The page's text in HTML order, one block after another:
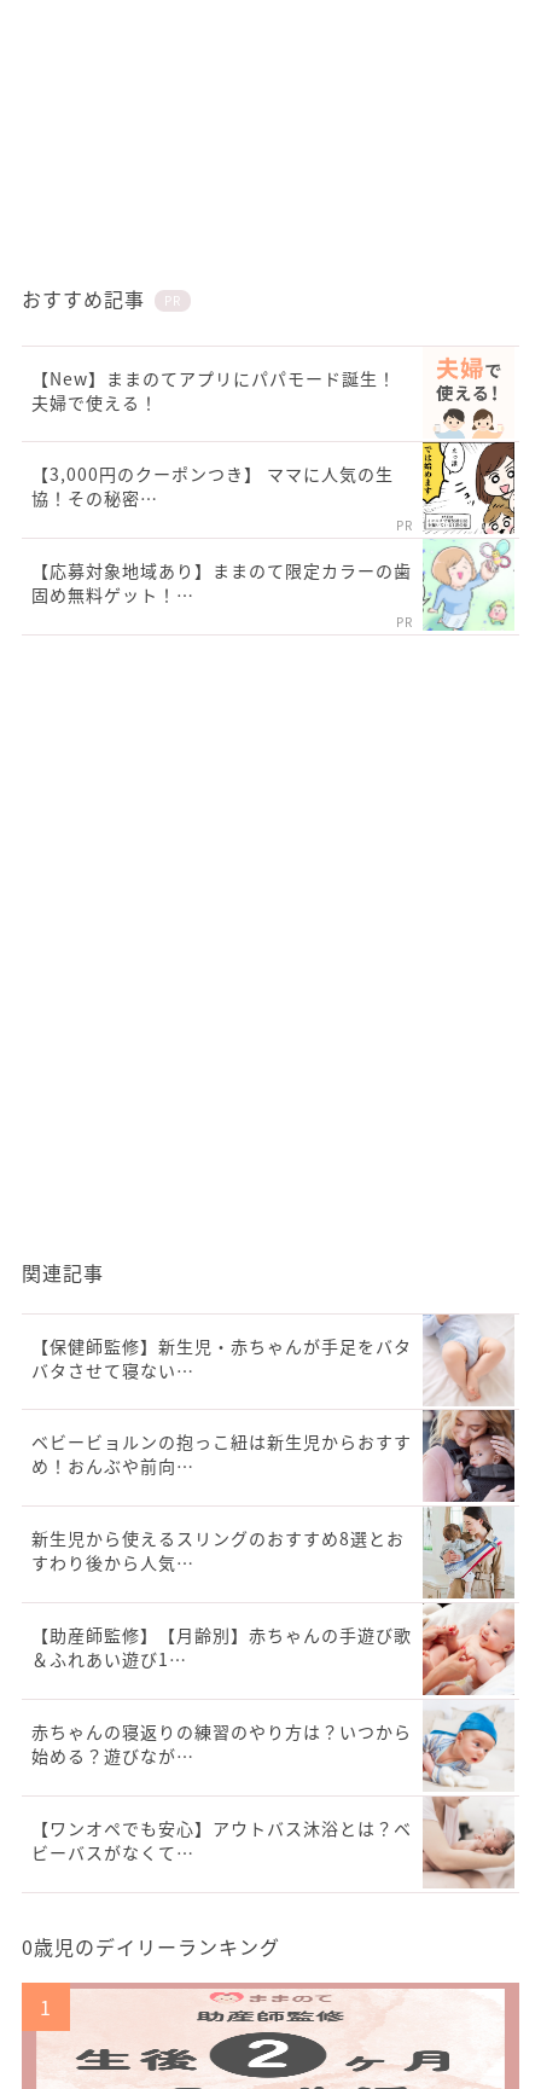
おすすめ記事 PR
【New】ままのてアプリにパパモード誕生！
夫婦で使える！
【3,000円のクーポンつき】 ママに人気の生
協！その秘密…
PR
【応募対象地域あり】ままのて限定カラーの歯
固め無料ゲット！…
PR
関連記事
【保健師監修】新生児・赤ちゃんが手足をバタ
バタさせて寝ない…
ベビービョルンの抱っこ紐は新生児からおすす
め！おんぶや前向…
新生児から使えるスリングのおすすめ8選とお
すわり後から人気…
【助産師監修】【月齢別】赤ちゃんの手遊び歌
＆ふれあい遊び1…
赤ちゃんの寝返りの練習のやり方は？いつから
始める？遊びなが…
【ワンオペでも安心】アウトバス沐浴とは？ベ
ビーバスがなくて…
0歳児のデイリーランキング